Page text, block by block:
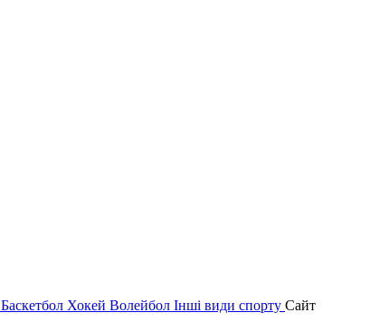
Баскетбол Хокей Волейбол Інші види спорту Сайт